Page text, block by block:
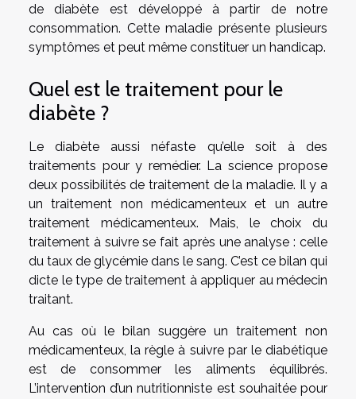
de diabète est développé à partir de notre
consommation. Cette maladie présente plusieurs
symptômes et peut même constituer un handicap.
Quel est le traitement pour le
diabète ?
Le diabète aussi néfaste qu’elle soit à des
traitements pour y remédier. La science propose
deux possibilités de traitement de la maladie. Il y a
un traitement non médicamenteux et un autre
traitement médicamenteux. Mais, le choix du
traitement à suivre se fait après une analyse : celle
du taux de glycémie dans le sang. C’est ce bilan qui
dicte le type de traitement à appliquer au médecin
traitant.
Au cas où le bilan suggère un traitement non
médicamenteux, la règle à suivre par le diabétique
est de consommer les aliments équilibrés.
L’intervention d’un nutritionniste est souhaitée pour